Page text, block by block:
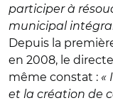
participer à
municipal
Depuis la
en 2008, le
même constat : «
et la création de